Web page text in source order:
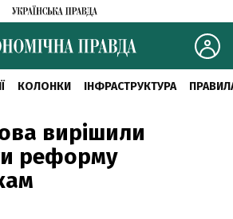
КОЛОНКИ ІНФРАСТРУКТУРА
вирішили
реформу